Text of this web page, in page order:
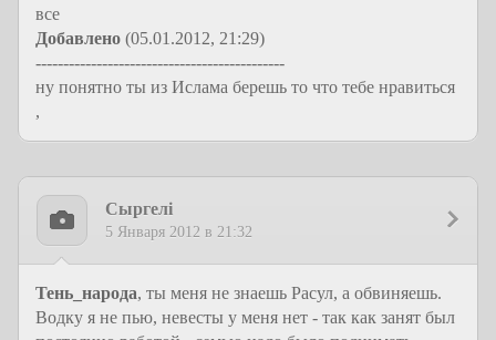
все
Добавлено (05.01.2012, 21:29)
---------------------------------------------
ну понятно ты из Ислама берешь то что тебе нравиться
,
Сыргелi
5 Января 2012 в 21:32
Тень_народа, ты меня не знаешь Расул, а обвиняешь.
Водку я не пью, невесты у меня нет - так как занят был